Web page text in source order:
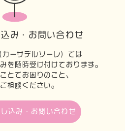
み・お問い合わせ
ーサデルソーレ）では
を随時受け付けております。
とでお困りのこと、
相談ください。
込み・お問い合わせ